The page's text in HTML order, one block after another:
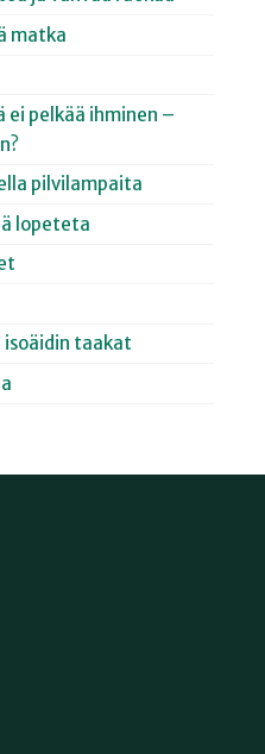
matka
ei pelkää ihminen –
pilvilampaita
lopeteta
isoäidin taakat